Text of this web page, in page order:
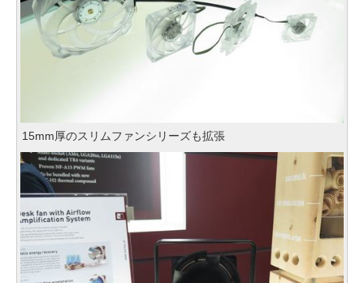
15mm厚のスリムファンシリーズも拡張